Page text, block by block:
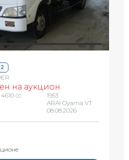
2
на аукцион
4610 сс
1953
ARAI Oyama VT
08.08.2026